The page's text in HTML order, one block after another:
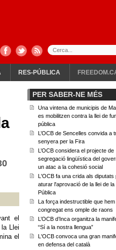
RES-PÚBLICA
el
Llei
el
PER SABER-NE MÉS
Una vintena de municipis de
es mobilitzen contra la llei de
pública
L’OCB de Sencelles convida a
senyera per la Fira
L’OCB considera el projecte de
segregació lingüística del
un atac a la cohesió social
L'OCB fa una crida als diputats
aturar l'aprovació de la llei de la
Pública
La força indestructible que hem
congregat ens omple de raons
L’OCB d’Inca organitza la
“Sí a la nostra llengua”
L'OCB convoca una gran
en defensa del català